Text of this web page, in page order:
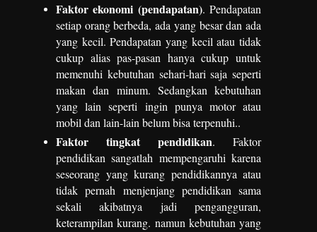
Faktor ekonomi (pendapatan). Pendapatan
setiap orang berbeda, ada yang besar dan ada
yang kecil. Pendapatan yang kecil atau tidak
cukup alias pas-pasan hanya cukup untuk
memenuhi kebutuhan sehari-hari saja seperti
makan dan minum. Sedangkan kebutuhan
yang lain seperti ingin punya motor atau
mobil dan lain-lain belum bisa terpenuhi..
Faktor tingkat pendidikan. Faktor
pendidikan sangatlah mempengaruhi karena
seseorang yang kurang pendidikannya atau
tidak pernah menjenjang pendidikan sama
sekali akibatnya jadi pengangguran,
keterampilan kurang. namun kebutuhan yang